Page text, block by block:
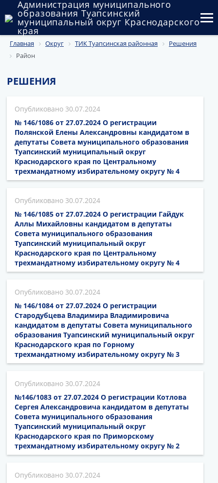
Администрация муниципального
образования Туапсинский
муниципальный округ Краснодарского
края
Округ
Государственный и муниципальный контроль
Муниципальное имущество
Публичные слушания и общественные обсуждения
Документы
Главная Округ ТИК Туапсинская районная
Решения
Район
РЕШЕНИЯ
30.07.2024
№ 146/1086 от 27.07.2024 О регистрации
Полянской Елены Александровны кандидатом в
депутаты Совета муниципального образования
Туапсинский муниципальный округ
Краснодарского края по Центральному
трехмандатному избирательному округу № 4
30.07.2024
№ 146/1085 от 27.07.2024 О регистрации Гайдук
Аллы Михайловны кандидатом в депутаты
Совета муниципального образования
Туапсинский муниципальный округ
Краснодарского края по Центральному
трехмандатному избирательному округу № 4
30.07.2024
№ 146/1084 от 27.07.2024 О регистрации
Стародубцева Владимира Владимировича
кандидатом в депутаты Совета муниципального
образования Туапсинский муниципальный округ
Краснодарского края по Горному
трехмандатному избирательному округу № 3
30.07.2024
№146/1083 от 27.07.2024 О регистрации Котлова
Сергея Александровича кандидатом в депутаты
Совета муниципального образования
Туапсинский муниципальный округ
Краснодарского края по Приморскому
трехмандатному избирательному округу № 2
30.07.2024